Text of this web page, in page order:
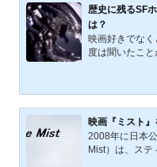
の著者は、傑作
Dying）』や
赤ちゃん（
ィン（1929年8
歴史に残るSF
は？
映画好きでな
度は聞いたこ
「エイリアン
る通り、人の
品だ。そこで、
たいと思う。
いたSFホラー
映画『ミスト
2008年に日本
Mist）は、ス